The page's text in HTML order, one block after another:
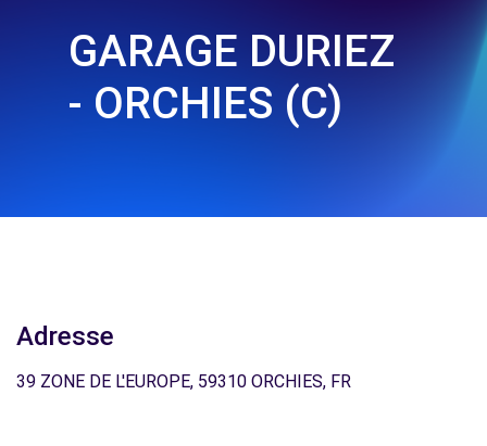
GARAGE DURIEZ
- ORCHIES (C)
Adresse
39 ZONE DE L'EUROPE, 59310 ORCHIES, FR